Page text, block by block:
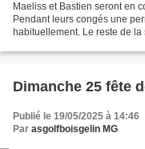
Maeliss et Bastien seront en
Pendant leurs congés une
habituellement. Le reste de
Dimanche 25 fête
Publié le 19/05/2025 à 14:46
Par asgolfboisgelin MG